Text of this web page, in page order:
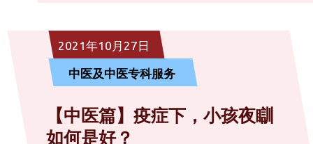
2021年10月27日
中医及中医专科服务
【中医篇】疫症下，小孩夜瞓
如何是好？